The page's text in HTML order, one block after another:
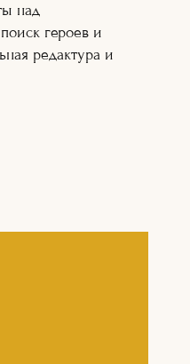
над
героев и
редактура и